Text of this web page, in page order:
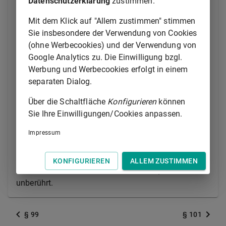
Ermessen des Gerichts die Beteiligung zum Maßstab
genommen werden.
(3) Hat ein Streitgenosse ein besonderes Angriffs-
oder Verteidigungsmittel geltend gemacht, so haften
die übrigen Streitgenossen nicht für die dadurch
(4) Werden mehrere Beklagte als Gesamtschuldner
unbeschadet der Vorschrift des Absatzes 3, als
Rechts, nach denen sich diese Haftung auf die im
Absatz 3 bezeichneten Kosten erstreckt, bleiben
unberührt.
§ 99 § 101
Mit dem Klick auf "Allem zustimmen" stimmen
Sie insbesondere der Verwendung von Cookies
(ohne Werbecookies) und der Verwendung von
Google Analytics zu. Die Einwilligung bzgl.
Werbung und Werbecookies erfolgt in einem
separaten Dialog.
Über die Schaltfläche Konfigurierenkönnen
Sie Ihre Einwilligungen/Cookies anpassen.
Impressum
KONFIGURIEREN ALLEM ZUSTIMMEN